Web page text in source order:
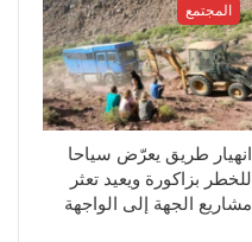
المجتمع
انهيار طريق يعرّض سياحا
للخطر بزاكورة ويعيد تعثر
مشاريع الجهة إلى الواجهة